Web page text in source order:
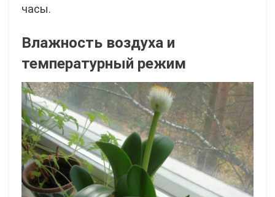
часы.
Влажность воздуха и
температурный режим